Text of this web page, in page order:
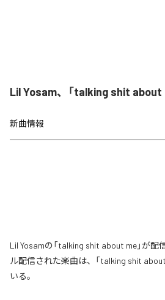
Lil Yosam、「talking shit about
新曲情報
Lil Yosamの「talking shit about me」が
ル配信された楽曲は、「talking shit
いる。